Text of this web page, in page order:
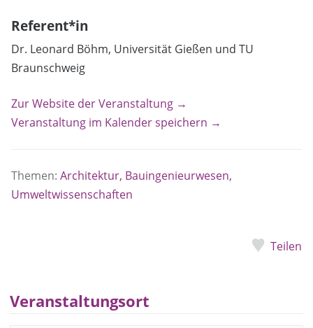
Referent*in
Dr. Leonard Böhm, Universität Gießen und TU
Braunschweig
Zur Website der Veranstaltung →
Veranstaltung im Kalender speichern →
Themen: Architektur, Bauingenieurwesen,
Umweltwissenschaften
Teilen
Veranstaltungsort